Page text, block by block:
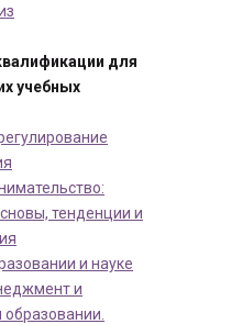
для
учебных
тенденции и
и науке
и